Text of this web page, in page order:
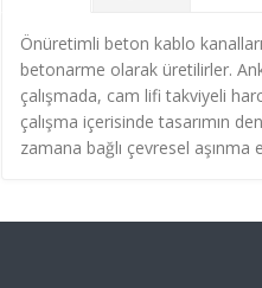
Önüretimli beton kablo kanalları
betonarme olarak üretilirler.
çalışmada, cam lifi takviyeli
çalışma içerisinde tasarımın
zamana bağlı çevresel aşınma